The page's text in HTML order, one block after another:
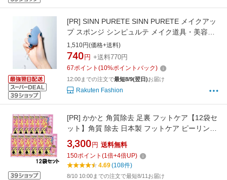
[PR] SINN PURETE SINN PURETE メイクアッ
プ スポンジ シンピュルテ メイク道具・美容器
具 コットンパフ ブルー
1,510円(価格+送料)
740 円 +送料770円
67ポイント (10%ポイントバック)
12:00までの注文で最短8/9(翌日)お届け
Rakuten Fashion
[PR] かかと 角質除去 足裏 フットケア【12袋セ
ット】角質 除去 日本製 フットケア ピーリング
かかとどうするん？？そうするんDX かかと 足
裏シート 角質ケア かかとケア【送料無料】
【suhada】
3,300 円 送料無料
150ポイント (1倍+4倍UP)
4.69(108件)
8/10 10:00までの注文で最短8/11お届け